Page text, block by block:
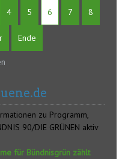
4 5 6 7 8
Ende
zu Programm,
90/DIE GRÜNEN aktiv
für Bündnisgrün zählt